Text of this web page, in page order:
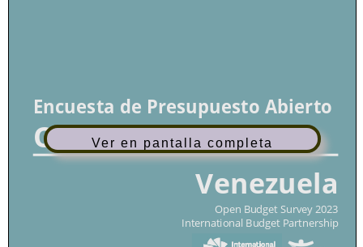
Ver en pantalla completa